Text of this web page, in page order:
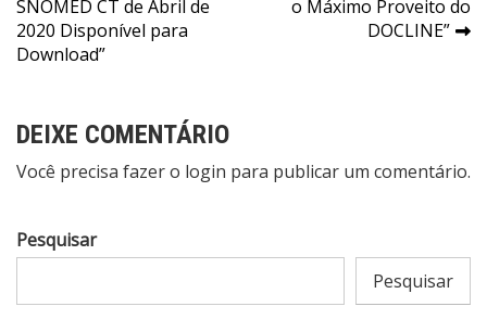
de
Post
SNOMED CT de Abril de
2020 Disponível para
Download”
o Máximo Proveito do
DOCLINE”
DEIXE COMENTÁRIO
Você precisa fazer o login para publicar um comentário.
Pesquisar
Pesquisar